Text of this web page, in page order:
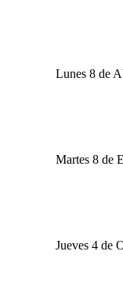
Lunes 8 de
Martes 8 de
Jueves 4 de